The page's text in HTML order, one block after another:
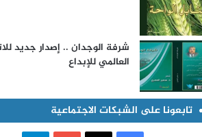
شرفة الوجدان .. إصدار جديد
العالمي للإبداع
تابعونا على الشبكات الاجتماعية